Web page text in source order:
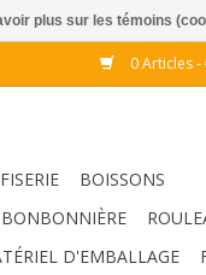
0 Articles -
BOISSONS
D'EMBALLAGE
plus sur les témoins